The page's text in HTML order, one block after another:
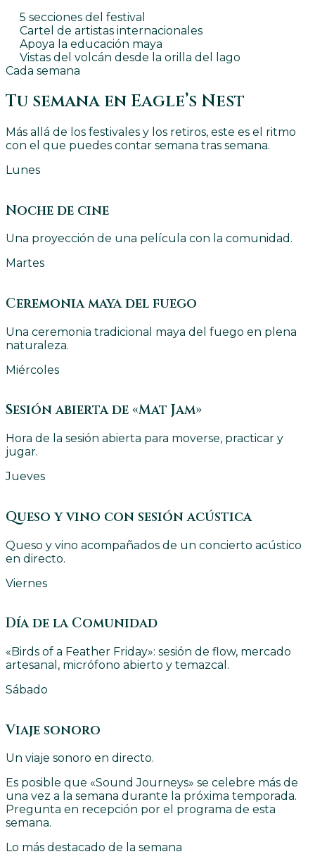
5 secciones del festival
Cartel de artistas internacionales
Apoya la educación maya
Vistas del volcán desde la orilla del lago
Cada semana
Tu semana en Eagle’s Nest
Más allá de los festivales y los retiros, este es el ritmo
con el que puedes contar semana tras semana.
Lunes
Noche de cine
Una proyección de una película con la comunidad.
Martes
Ceremonia maya del fuego
Una ceremonia tradicional maya del fuego en plena
naturaleza.
Miércoles
Sesión abierta de «Mat Jam»
Hora de la sesión abierta para moverse, practicar y
jugar.
Jueves
Queso y vino con sesión acústica
Queso y vino acompañados de un concierto acústico
en directo.
Viernes
Día de la Comunidad
«Birds of a Feather Friday»: sesión de flow, mercado
artesanal, micrófono abierto y temazcal.
Sábado
Viaje sonoro
Un viaje sonoro en directo.
Es posible que «Sound Journeys» se celebre más de
una vez a la semana durante la próxima temporada.
Pregunta en recepción por el programa de esta
semana.
Lo más destacado de la semana